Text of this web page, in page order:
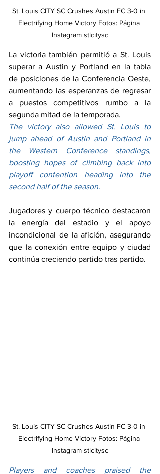
St. Louis CITY SC Crushes Austin FC 3-0 in
Electrifying Home Victory Fotos: Página
Instagram stlcitysc
La victoria también permitió a St. Louis
superar a Austin y Portland en la tabla
de posiciones de la Conferencia Oeste,
aumentando las esperanzas de regresar
a puestos competitivos rumbo a la
segunda mitad de la temporada.
The victory also allowed St. Louis to
jump ahead of Austin and Portland in
the Western Conference standings,
boosting hopes of climbing back into
playoff contention heading into the
second half of the season.
Jugadores y cuerpo técnico destacaron
la energía del estadio y el apoyo
incondicional de la afición, asegurando
que la conexión entre equipo y ciudad
continúa creciendo partido tras partido.
St. Louis CITY SC Crushes Austin FC 3-0 in
Electrifying Home Victory Fotos: Página
Instagram stlcitysc
Players and coaches praised the